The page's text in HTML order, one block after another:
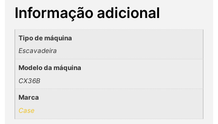
Informação adicional
Tipo de máquina
Escavadeira
Modelo da máquina
CX36B
Marca
Case